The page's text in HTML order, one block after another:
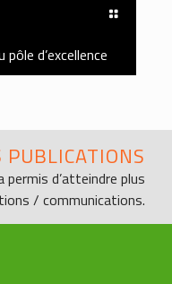
d’excellence
PUBLICATIONS
d’atteindre plus
/ communications.